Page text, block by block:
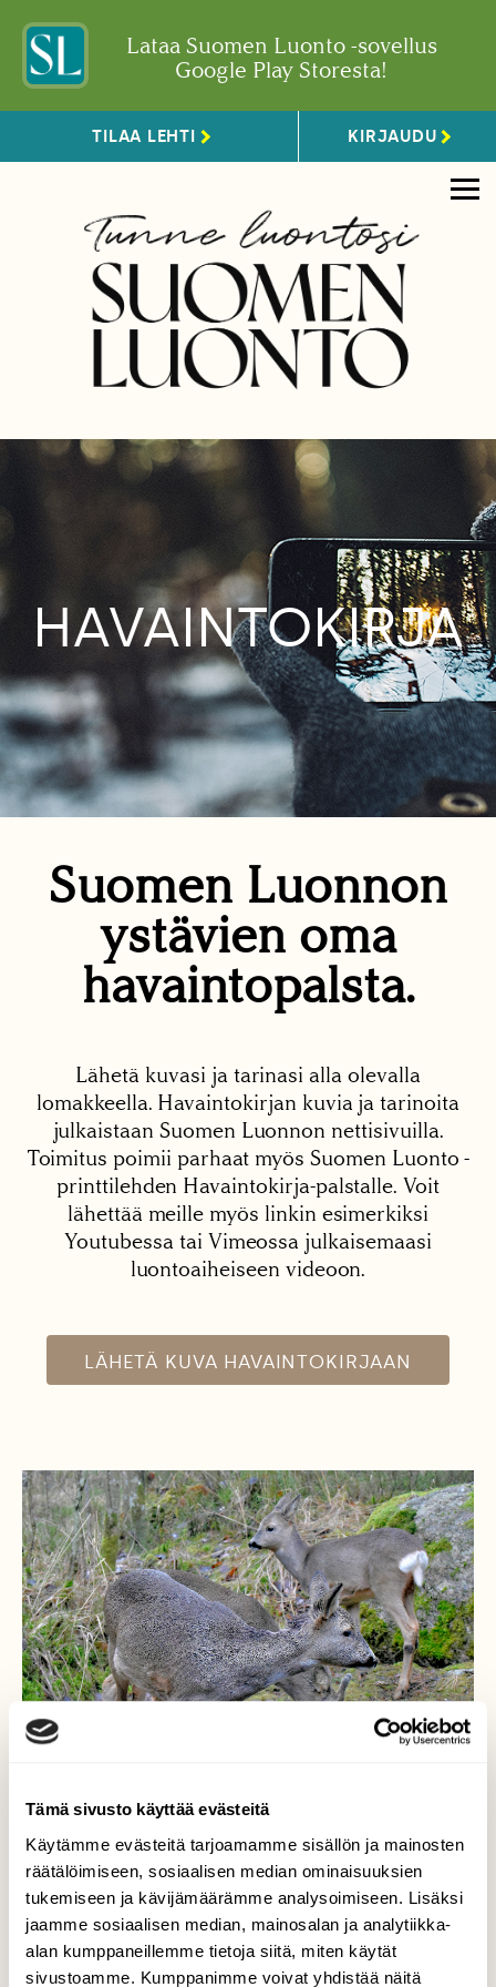
Tämä sivusto käyttää evästeitä
Käytämme evästeitä tarjoamamme sisällön ja mainosten
räätälöimiseen, sosiaalisen median ominaisuuksien
tukemiseen ja kävijämäärämme analysoimiseen. Lisäksi
jaamme sosiaalisen median, mainosalan ja analytiikka-
alan kumppaneillemme tietoja siitä, miten käytät
sivustoamme. Kumppanimme voivat yhdistää näitä
Lataa Suomen Luonto -sovellus
Google Play Storesta!
TILAA LEHTI KIRJAUDU
HAVAINTOKIRJA
Suomen Luonnon
ystävien oma
havaintopalsta.
Lähetä kuvasi ja tarinasi alla olevalla
lomakkeella. Havaintokirjan kuvia ja tarinoita
julkaistaan Suomen Luonnon nettisivuilla.
Toimitus poimii parhaat myös Suomen Luonto -
printtilehden Havaintokirja-palstalle. Voit
lähettää meille myös linkin esimerkiksi
Youtubessa tai Vimeossa julkaisemaasi
luontoaiheiseen videoon.
LÄHETÄ KUVA HAVAINTOKIRJAAN
Metsäkauriita